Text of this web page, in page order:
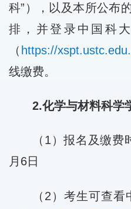
科”），以及本所公布
排，并登录中国科
（ https://
线缴费。
2.化学与材料科学
（1）报名及缴
月6日
（2）考生可查